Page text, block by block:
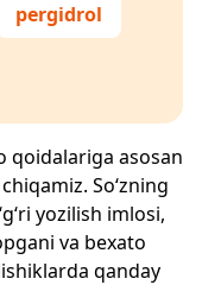
pergidrol
qoidalariga asosan
So‘zning
yozilish imlosi,
va bexato
qanday